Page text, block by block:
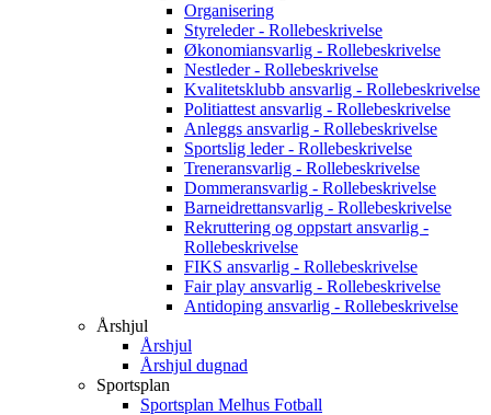
Organisering
Styreleder - Rollebeskrivelse
Økonomiansvarlig - Rollebeskrivelse
Nestleder - Rollebeskrivelse
Kvalitetsklubb ansvarlig - Rollebeskrivelse
Politiattest ansvarlig - Rollebeskrivelse
Anleggs ansvarlig - Rollebeskrivelse
Sportslig leder - Rollebeskrivelse
Treneransvarlig - Rollebeskrivelse
Dommeransvarlig - Rollebeskrivelse
Barneidrettansvarlig - Rollebeskrivelse
Rekruttering og oppstart ansvarlig -
Rollebeskrivelse
FIKS ansvarlig - Rollebeskrivelse
Fair play ansvarlig - Rollebeskrivelse
Antidoping ansvarlig - Rollebeskrivelse
Årshjul
Årshjul
Årshjul dugnad
Sportsplan
Sportsplan Melhus Fotball